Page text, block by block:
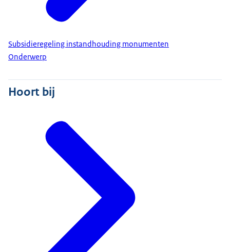
Subsidieregeling instandhouding monumenten
Onderwerp
Hoort bij